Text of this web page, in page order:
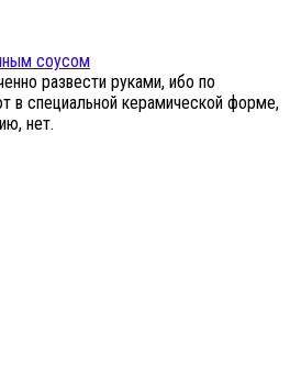
соусом
развести руками, ибо по
в специальной керамической форме,
нет.